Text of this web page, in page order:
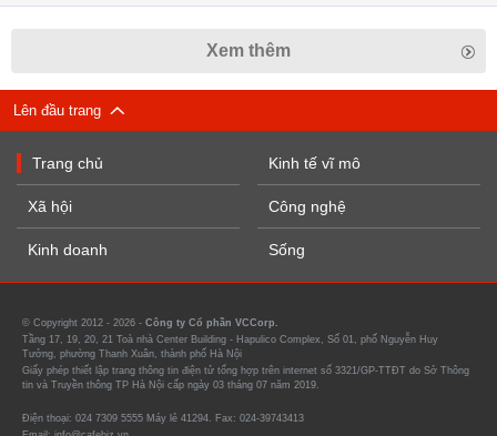
Xem thêm
Lên đầu trang
Trang chủ
Xã hội
Kinh doanh
Kinh tế vĩ mô
Công nghệ
Sống
© Copyright 2012 - 2026 - Công ty Cổ phần VCCorp.
Tầng 17, 19, 20, 21 Toà nhà Center Building - Hapulico Complex, Số 01, phố Nguyễn Huy
Tưởng, phường Thanh Xuân, thành phố Hà Nội
Giấy phép thiết lập trang thông tin điện tử tổng hợp trên internet số 3321/GP-TTĐT do Sở Thông
tin và Truyền thông TP Hà Nội cấp ngày 03 tháng 07 năm 2019.
Điện thoại: 024 7309 5555 Máy lẻ 41294. Fax: 024-39743413